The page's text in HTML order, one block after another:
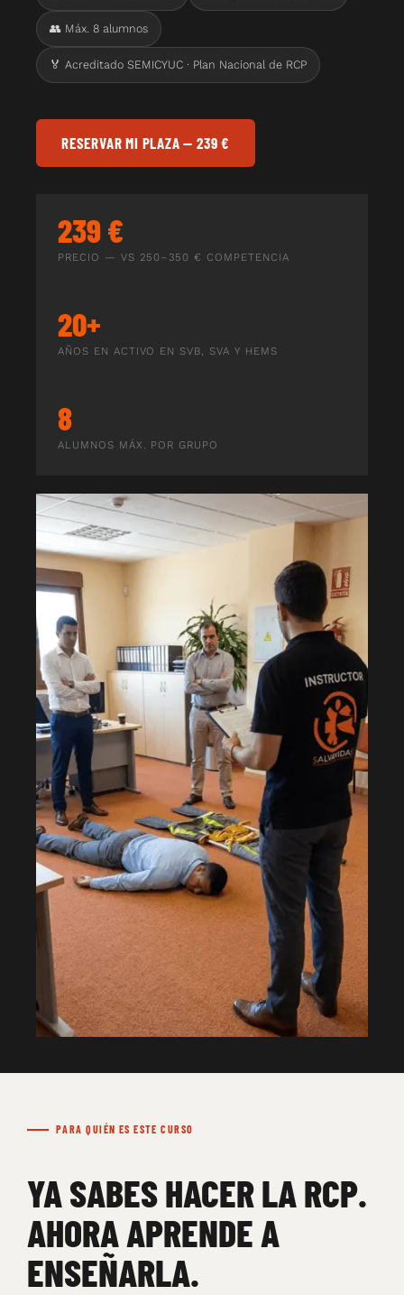
👥 Máx. 8 alumnos
🏅 Acreditado SEMICYUC · Plan Nacional de RCP
RESERVAR MI PLAZA — 239 €
239 €
PRECIO — VS 250–350 € COMPETENCIA
20+
AÑOS EN ACTIVO EN SVB, SVA Y HEMS
8
ALUMNOS MÁX. POR GRUPO
PARA QUIÉN ES ESTE CURSO
YA SABES HACER LA RCP.
AHORA APRENDE A
ENSEÑARLA.